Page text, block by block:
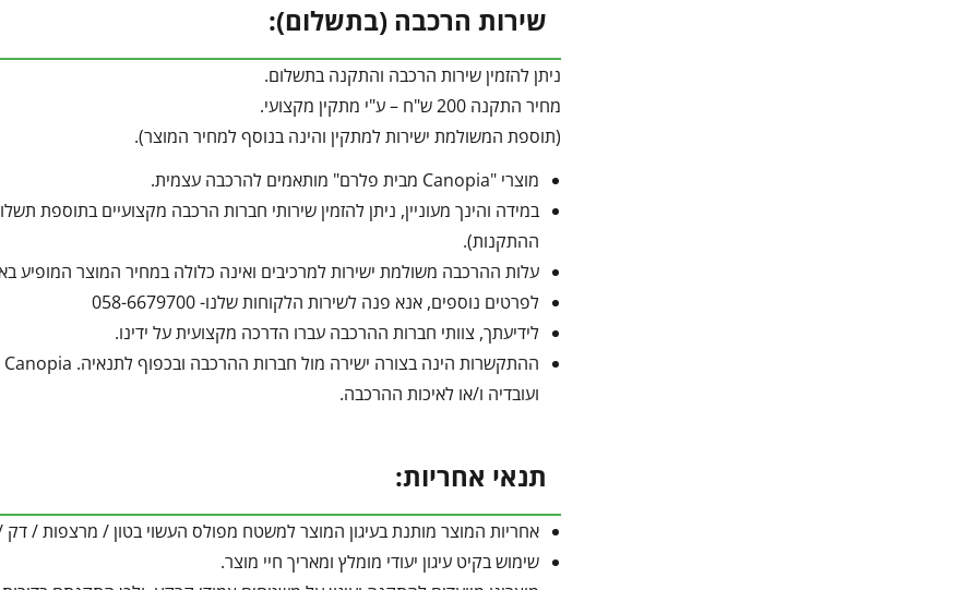
שירות הרכבה (בתשלום):
ניתן להזמין שירות הרכבה והתקנה בתשלום.
מחיר התקנה 200 ש"ח – ע"י מתקין מקצועי.
(תוספת המשולמת ישירות למתקין והינה בנוסף למחיר המוצר).
מוצרי "Canopia מבית פלרם" מותאמים להרכבה עצמית.
במידה והינך מעוניין, ניתן להזמין שירותי חברות הרכבה מקצועיים בתוספת
ההתקנות).
עלות ההרכבה משולמת ישירות למרכיבים ואינה כלולה במחיר המוצר המופיע
לפרטים נוספים, אנא פנה לשירות הלקוחות שלנו- 058-6679700
לידיעתך, צוותי חברות ההרכבה עברו הדרכה מקצועית על ידינו.
ועובדיה ו/או לאיכות ההרכבה.
תנאי אחריות:
אחריות המוצר מותנת בעיגון המוצר למשטח מפולס העשוי בטון / מרצפות
שימוש בקיט עיגון יעודי מומלץ ומאריך חיי מוצר.